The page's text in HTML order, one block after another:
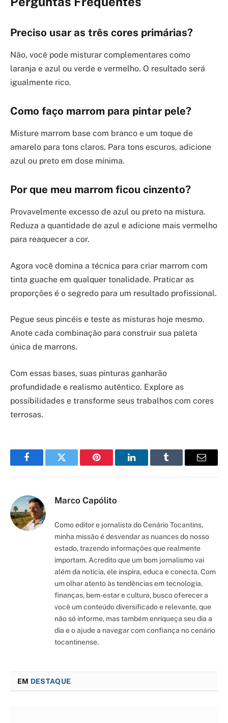
Preciso usar as três cores primárias?
Não, você pode misturar complementares como
laranja e azul ou verde e vermelho. O resultado será
igualmente rico.
Como faço marrom para pintar pele?
Misture marrom base com branco e um toque de
amarelo para tons claros. Para tons escuros, adicione
azul ou preto em dose mínima.
Por que meu marrom ficou cinzento?
Provavelmente excesso de azul ou preto na mistura.
Reduza a quantidade de azul e adicione mais vermelho
para reaquecer a cor.
Agora você domina a técnica para criar marrom com
tinta guache em qualquer tonalidade. Praticar as
proporções é o segredo para um resultado profissional.
Pegue seus pincéis e teste as misturas hoje mesmo.
Anote cada combinação para construir sua paleta
única de marrons.
Com essas bases, suas pinturas ganharão
profundidade e realismo autêntico. Explore as
possibilidades e transforme seus trabalhos com cores
terrosas.
FacebookTwitter Pinterest LinkedInTumblr Email
Marco Capólito
Como editor e jornalista do Cenário Tocantins,
minha missão é desvendar as nuances do nosso
estado, trazendo informações que realmente
importam. Acredito que um bom jornalismo vai
além da notícia, ele inspira, educa e conecta. Com
um olhar atento às tendências em tecnologia,
finanças, bem-estar e cultura, busco oferecer a
você um conteúdo diversificado e relevante, que
não só informe, mas também enriqueça seu dia a
dia e o ajude a navegar com confiança no cenário
tocantinense.
EM DESTAQUE